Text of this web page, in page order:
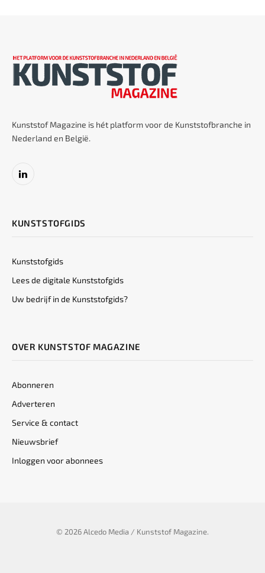
Kunststof Magazine is hét platform voor de Kunststofbranche in
Nederland en België.
LinkedIn
KUNSTSTOFGIDS
Kunststofgids
Lees de digitale Kunststofgids
Uw bedrijf in de Kunststofgids?
OVER KUNSTSTOF MAGAZINE
Abonneren
Adverteren
Service & contact
Nieuwsbrief
Inloggen voor abonnees
© 2026 Alcedo Media / Kunststof Magazine.